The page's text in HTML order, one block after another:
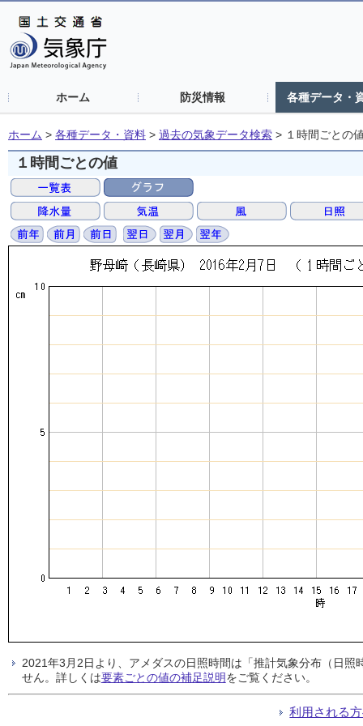
ホーム 防災情報 各種データ・
ホーム > 各種データ・資料 > 過去の気象データ検索 > １時間ごとの
１時間ごとの値
2021年3月2日より、アメダスの日照時間は「推計気象分布（日
せん。詳しくは要素ごとの値の補足説明をご覧ください。
利用される